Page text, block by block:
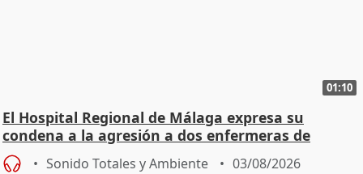
01:10
El Hospital Regional de Málaga expresa su
condena a la agresión a dos enfermeras de
Urgencias
Sonido Totales y Ambiente 03/08/2026